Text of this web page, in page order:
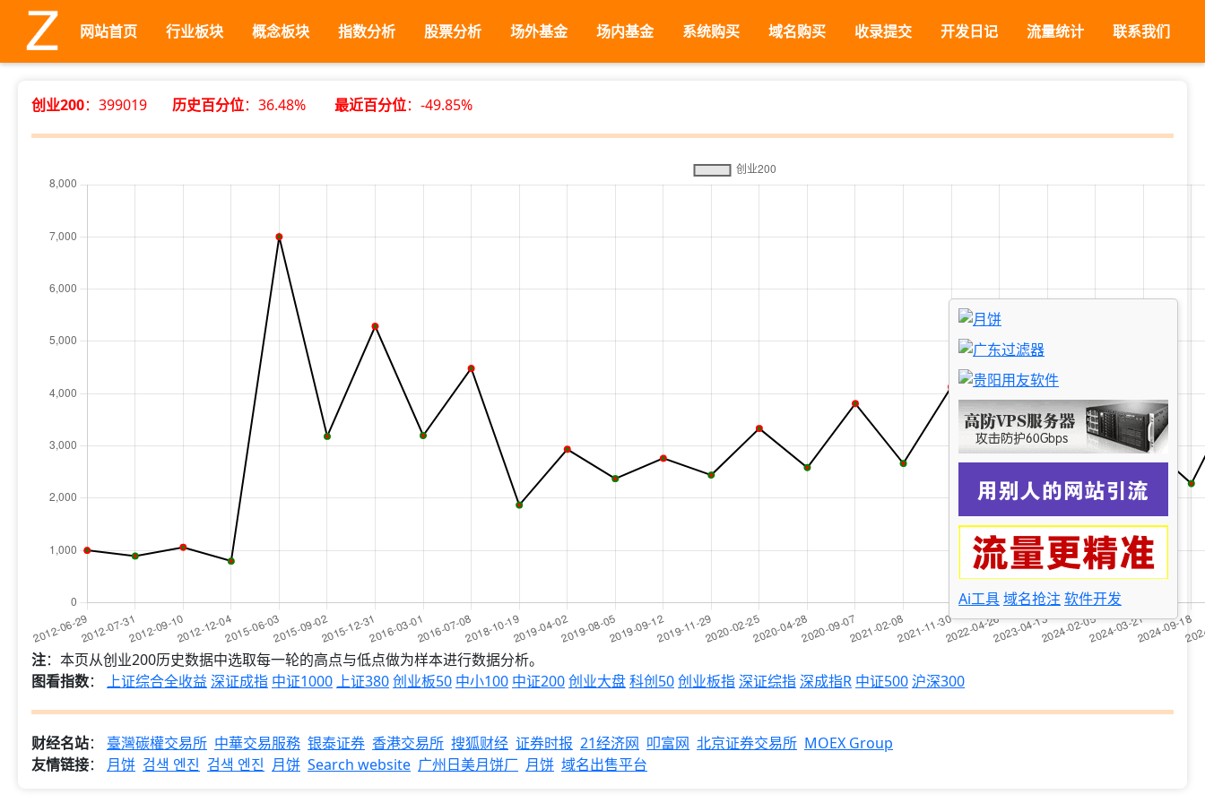
网站首页 行业板块 概念板块 指数分析 股票分析 场外基金 场内基金 系统购买 域名购买 收录提交 开发日记 流量统计 联系我们
创业200：399019 历史百分位：36.48% 最近百分位：-49.85%
注：本页从创业200历史数据中选取每一轮的高点与低点做为样本进行数据分析。
图看指数： 上证综合全收益 深证成指 中证1000 上证380创业板50 中小100 中证200创业大盘科创50创业板指深证综指深成指R 中证500沪深300
财经名站： 臺灣碳權交易所 中華交易服務 银泰证券 香港交易所 搜狐财经 证券时报 21经济网 叩富网 北京证券交易所 MOEX Group
友情链接： 月饼 검색 엔진 검색 엔진 月饼 Search website 广州日美月饼厂 月饼 域名出售平台
Ai工具域名抢注 软件开发